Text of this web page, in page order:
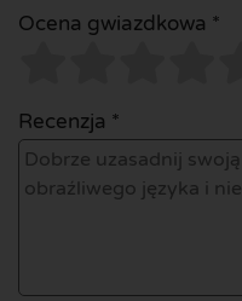
Ocena gwiazdkowa *
Recenzja *